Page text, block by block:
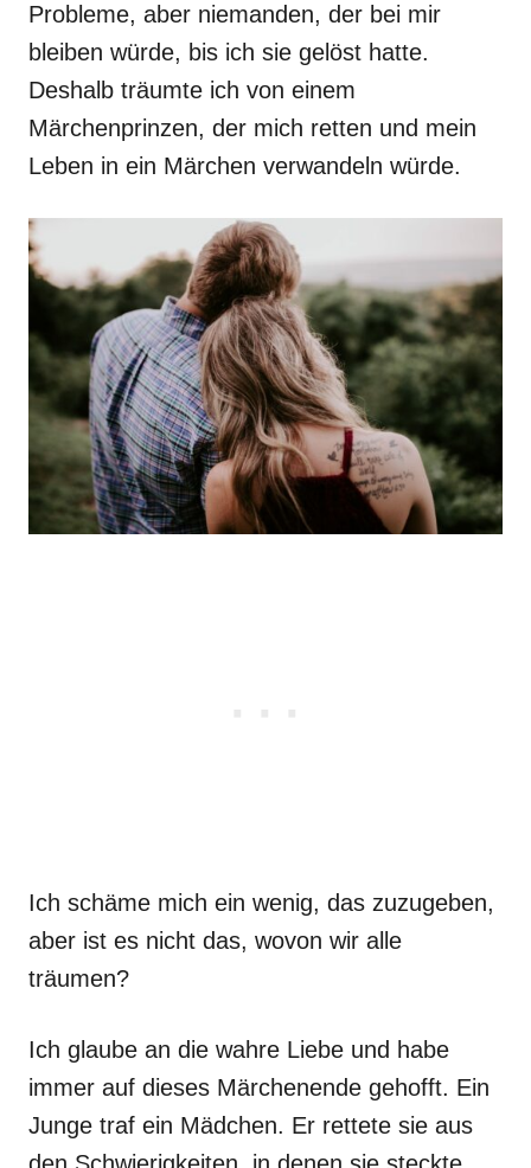
Probleme, aber niemanden, der bei mir
bleiben würde, bis ich sie gelöst hatte.
Deshalb träumte ich von einem
Märchenprinzen, der mich retten und mein
Leben in ein Märchen verwandeln würde.
Ich schäme mich ein wenig, das zuzugeben,
aber ist es nicht das, wovon wir alle
träumen?
Ich glaube an die wahre Liebe und habe
immer auf dieses Märchenende gehofft. Ein
Junge traf ein Mädchen. Er rettete sie aus